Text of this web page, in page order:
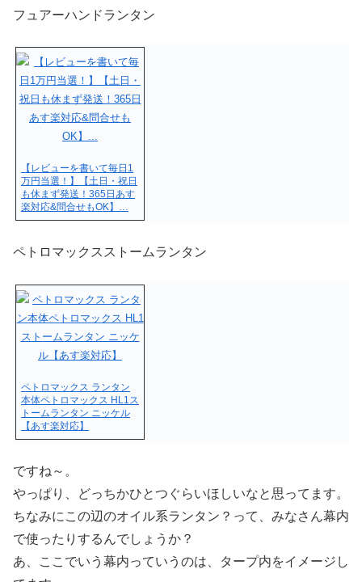
フュアーハンドランタン
【レビューを書いて毎日1
万円当選！】【土日・祝日
も休まず発送！365日あす
楽対応&問合せもOK】…
ペトロマックスストームランタン
ペトロマックス ランタン
本体ペトロマックス HL1ス
トームランタン ニッケル
【あす楽対応】
ですね～。
やっぱり、どっちかひとつぐらいほしいなと思ってます。
ちなみにこの辺のオイル系ランタン？って、みなさん幕内
で使ったりするんでしょうか？
あ、ここでいう幕内っていうのは、タープ内をイメージし